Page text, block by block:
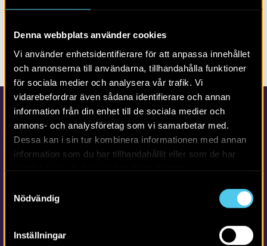
Denna webbplats använder cookies
Vi använder enhetsidentifierare för att anpassa innehållet
och annonserna till användarna, tillhandahålla funktioner
för sociala medier och analysera vår trafik. Vi
vidarebefordrar även sådana identifierare och annan
information från din enhet till de sociala medier och
annons- och analysföretag som vi samarbetar med.
Dessa kan i sin tur kombinera informationen med annan
information som du har tillhandahållit eller som de har
Nödvändig
Inställningar
och Lackalänga